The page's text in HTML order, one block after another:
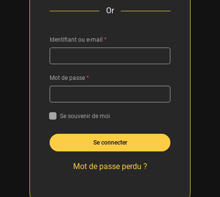
Or
Identifiant ou e-mail *
Mot de passe *
Se souvenir de moi
Se connecter
Mot de passe perdu ?